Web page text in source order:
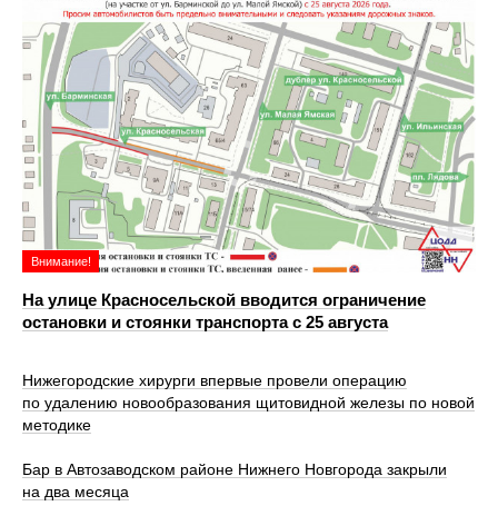
Внимание!
На улице Красносельской вводится ограничение
остановки и стоянки транспорта с 25 августа
Нижегородские хирурги впервые провели операцию
по удалению новообразования щитовидной железы по новой
методике
Бар в Автозаводском районе Нижнего Новгорода закрыли
на два месяца